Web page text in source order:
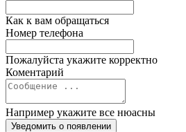
Как к вам обращаться
Номер телефона
Пожалуйста укажите корректно
Коментарий
Например укажите все нюасны